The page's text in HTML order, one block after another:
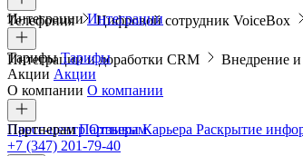
Телефония Цифровой сотрудник VoiceBox
ИнтеграцииИнтеграции
Интеграции и доработки CRM Внедрение
ТарифыТарифы
Акции Акции
О компании О компании
Пресс-центрОтзывыКарьера Раскрытие
ПартнерамПартнерам
+7 (347) 201-79-40